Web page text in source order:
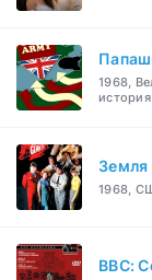
1968,
история
Земля
1968,
BBC: